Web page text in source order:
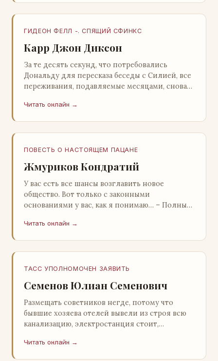
ГИДЕОН ФЕЛЛ -. СПЯЩИЙ СФИНКС
Карр Джон Диксон
За те десять секунд, что потребовались
Дональду для пересказа беседы с Силией, все
переживания, подавляемые месяцами, снова
среди…
Читать онлайн →
ПОВЕСТЬ О НАСТОЯЩЕМ ПАЦАНЕ
Жмуриков Кондратий
У вас есть все шансы возглавить новое
общество. Вот только с законными
основаниями у вас, как я понимаю… – Полный
Натанович. – Что ж, …
Читать онлайн →
ТАСС УПОЛНОМОЧЕН ЗАЯВИТЬ
Семенов Юлиан Семенович
Размещать советников негде, потому что
бывшие хозяева отелей вывели из строя всю
канализацию, электростанция стоит,
А. Алешин». …
Читать онлайн →